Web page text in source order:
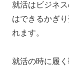
就活はビジネ
はできるかぎ
れます。
就活の時に履